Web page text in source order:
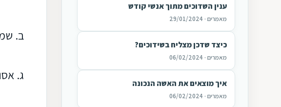
ענין השדוכים מתוך אנשי קודש
מאמרים · 29/01/2024
כיצד שדכן מצליח בשידוכים?
מאמרים · 06/02/2024
איך מוצאים את האשה הנכונה
מאמרים · 06/02/2024
ב.
ג.